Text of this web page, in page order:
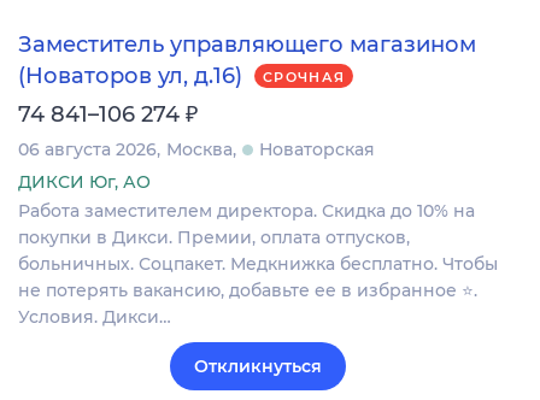
Заместитель управляющего магазином
(Новаторов ул, д.16)
СРОЧНАЯ
74 841–106 274 ₽
06 августа 2026 Москва
Новаторская
ДИКСИ Юг, АО
Работа заместителем директора. Скидка до 10% на
покупки в Дикси. Премии, оплата отпусков,
больничных. Соцпакет. Медкнижка бесплатно. Чтобы
не потерять вакансию, добавьте ее в избранное ⭐.
Условия. Дикси…
Откликнуться